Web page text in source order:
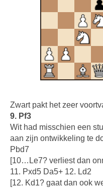
Zwart pakt het zeer
9. Pf3
Wit had misschien een
aan zijn ontwikkeling te
Pbd7
[10…Le7? verliest dan
11. Pxd5 Da5+ 12. Ld2
[12. Kd1? gaat dan ook